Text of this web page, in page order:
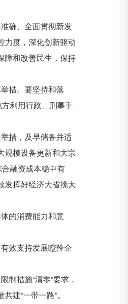
确、全面贯彻新发
力度，深化创新驱动
障和改善民生，保持
措。要坚持和落
利用行政、刑事手
措，及早储备并适
规模设备更新和大宗
融资成本稳中有
发挥好经济大省挑大
的消费能力和意
效支持发展瞪羚企
措施“清零”要求，
建“一带一路”。